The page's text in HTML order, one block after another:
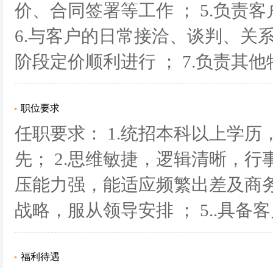
价、合同签署等工作 ； 5.负责
6.与客户的日常接洽、谈判、关
阶段定价顺利进行 ； 7.负责其
职位要求
任职要求： 1.统招本科以上学历
先； 2.思维敏捷，逻辑清晰，行
压能力强，能适应频繁出差及商
战略，服从领导安排 ； 5..具备
福利待遇